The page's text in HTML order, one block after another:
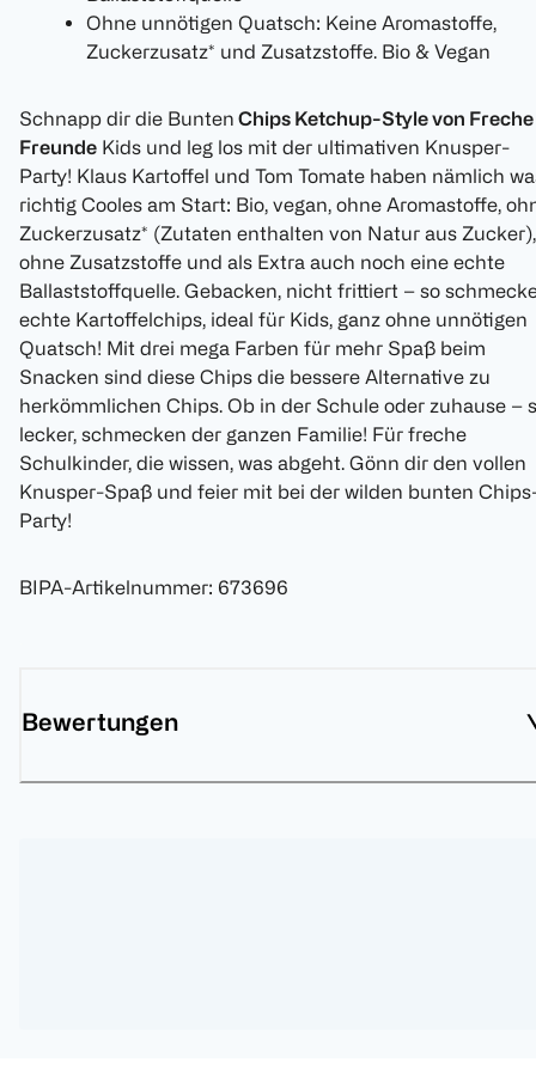
Ohne unnötigen Quatsch: Keine Aromastoffe,
Zuckerzusatz* und Zusatzstoffe. Bio & Vegan
Schnapp dir die Bunten Chips Ketchup-Style von Freche
Freunde Kids und leg los mit der ultimativen Knusper-
Party! Klaus Kartoffel und Tom Tomate haben nämlich
richtig Cooles am Start: Bio, vegan, ohne Aromastoffe,
Zuckerzusatz* (Zutaten enthalten von Natur aus Zucker),
ohne Zusatzstoffe und als Extra auch noch eine echte
Ballaststoffquelle. Gebacken, nicht frittiert – so
echte Kartoffelchips, ideal für Kids, ganz ohne unnötigen
Quatsch! Mit drei mega Farben für mehr Spaß beim
Snacken sind diese Chips die bessere Alternative zu
herkömmlichen Chips. Ob in der Schule oder zuhause –
lecker, schmecken der ganzen Familie! Für freche
Schulkinder, die wissen, was abgeht. Gönn dir den vollen
Knusper-Spaß und feier mit bei der wilden bunten
Party!
BIPA-Artikelnummer: 673696
Bewertungen